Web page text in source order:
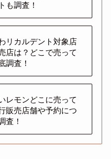
も調査！
リカルデント対象店
店は？どこで売って
調査！
レモンどこに売って
販売店舗や予約につ
査！